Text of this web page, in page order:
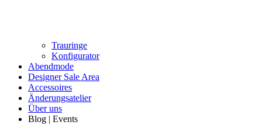
Trauringe
Konfigurator
Abendmode
Designer Sale Area
Accessoires
Änderungsatelier
Über uns
Blog | Events